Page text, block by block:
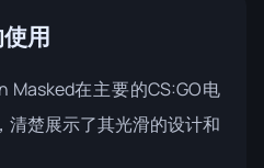
用
在主要的CS:GO电
清楚展示了其光滑的设计和